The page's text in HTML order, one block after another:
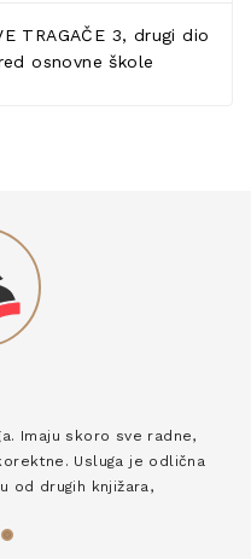
TRAGAČE 3, drugi dio
osnovne škole
Imaju skoro sve radne,
Usluga je odlična
od drugih knjižara,